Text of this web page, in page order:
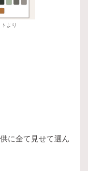
トより
に全て見せて選ん